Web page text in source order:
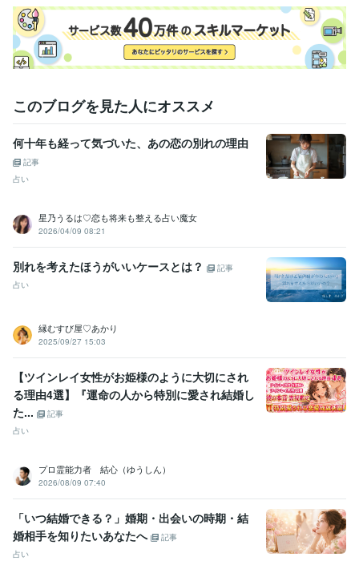
このブログを見た人にオススメ
何十年も経って気づいた、あの恋の別れの理由
記事
占い
星乃うるは♡恋も将来も整える占い魔女
2026/04/09 08:21
別れを考えたほうがいいケースとは？
記事
占い
縁むすび屋♡あかり
2025/09/27 15:03
【ツインレイ女性がお姫様のように大切にされ
る理由4選】『運命の人から特別に愛され結婚し
た...
記事
占い
プロ霊能力者 結心（ゆうしん）
2026/08/09 07:40
「いつ結婚できる？」婚期・出会いの時期・結
婚相手を知りたいあなたへ
記事
占い